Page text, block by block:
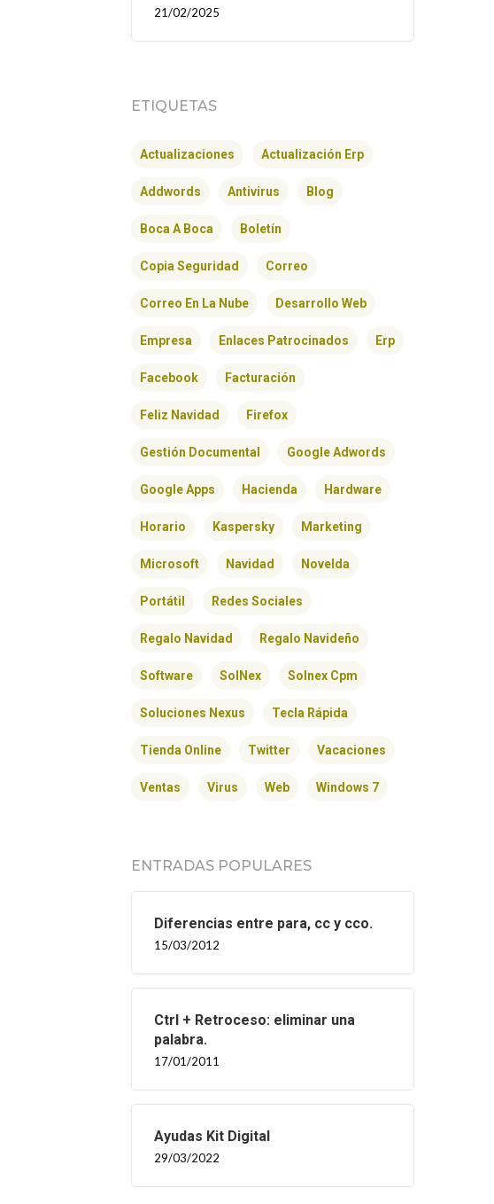
21/02/2025
ETIQUETAS
Actualizaciones Actualización Erp
Addwords Antivirus Blog
Boca A Boca Boletín
Copia Seguridad Correo
Correo En La Nube Desarrollo Web
Empresa Enlaces Patrocinados Erp
Facebook Facturación
Feliz Navidad Firefox
Gestión Documental Google Adwords
Google Apps Hacienda Hardware
Horario Kaspersky Marketing
Microsoft Navidad Novelda
Portátil Redes Sociales
Regalo Navidad Regalo Navideño
Software SolNex Solnex Cpm
Soluciones Nexus Tecla Rápida
Tienda Online Twitter Vacaciones
Ventas Virus Web Windows 7
ENTRADAS POPULARES
Diferencias entre para, cc y cco.
15/03/2012
Ctrl + Retroceso: eliminar una
palabra.
17/01/2011
Ayudas Kit Digital
29/03/2022